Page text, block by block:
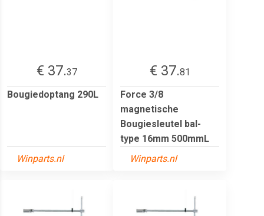
€ 37.37
Bougiedoptang 290L
Winparts.nl
€ 37.81
Force 3/8
magnetische
Bougiesleutel bal-
type 16mm 500mmL
Winparts.nl